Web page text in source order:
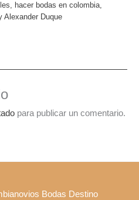
, hacer bodas en colombia,
Alexander Duque
para publicar un comentario.
Bodas Destino